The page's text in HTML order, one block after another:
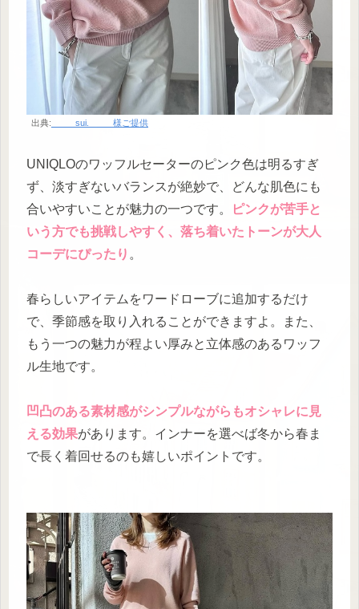
出典: _____sui._____様ご提供
UNIQLOのワッフルセーターのピンク色は明るすぎ
ず、淡すぎないバランスが絶妙で、どんな肌色にも
合いやすいことが魅力の一つです。
ピンクが苦手と
いう方でも挑戦しやすく、落ち着いたトーンが大人
コーデにぴったり 。
春らしいアイテムをワードローブに追加するだけ
で、季節感を取り入れることができますよ。また、
もう一つの魅力が程よい厚みと立体感のあるワッフ
ル生地です。
凹凸のある素材感がシンプルながらもオシャレに見
える効果があります。インナーを選べば冬から春ま
で長く着回せるのも嬉しいポイントです。